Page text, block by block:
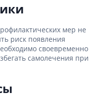
мер не
риск появления
своевременно
самолечения при